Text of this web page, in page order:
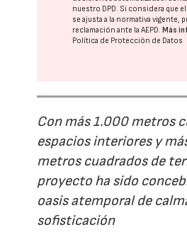
nuestro DPD. Si considera que
se ajusta a la normativa vigente,
reclamación ante laAEPD. Más
Política de Protección de Datos
Con más 1.000 metros
espacios interiores y
metros cuadrados de
proyecto ha sido
oasis atemporal de
sofisticación